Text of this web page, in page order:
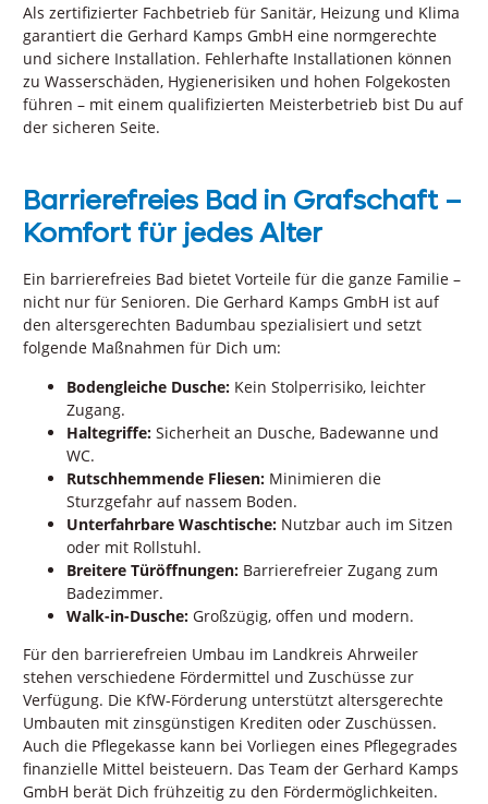
Als zertifizierter Fachbetrieb für Sanitär, Heizung und Klima
garantiert die Gerhard Kamps GmbH eine normgerechte
und sichere Installation. Fehlerhafte Installationen können
zu Wasserschäden, Hygienerisiken und hohen Folgekosten
führen – mit einem qualifizierten Meisterbetrieb bist Du auf
der sicheren Seite.
Barrierefreies Bad in Grafschaft –
Komfort für jedes Alter
Ein barrierefreies Bad bietet Vorteile für die ganze Familie –
nicht nur für Senioren. Die Gerhard Kamps GmbH ist auf
den altersgerechten Badumbau spezialisiert und setzt
folgende Maßnahmen für Dich um:
Bodengleiche Dusche: Kein Stolperrisiko, leichter
Zugang.
Haltegriffe: Sicherheit an Dusche, Badewanne und
WC.
Rutschhemmende Fliesen: Minimieren die
Sturzgefahr auf nassem Boden.
Unterfahrbare Waschtische: Nutzbar auch im Sitzen
oder mit Rollstuhl.
Breitere Türöffnungen: Barrierefreier Zugang zum
Badezimmer.
Walk-in-Dusche: Großzügig, offen und modern.
Für den barrierefreien Umbau im Landkreis Ahrweiler
stehen verschiedene Fördermittel und Zuschüsse zur
Verfügung. Die KfW-Förderung unterstützt altersgerechte
Umbauten mit zinsgünstigen Krediten oder Zuschüssen.
Auch die Pflegekasse kann bei Vorliegen eines Pflegegrades
finanzielle Mittel beisteuern. Das Team der Gerhard Kamps
GmbH berät Dich frühzeitig zu den Fördermöglichkeiten.